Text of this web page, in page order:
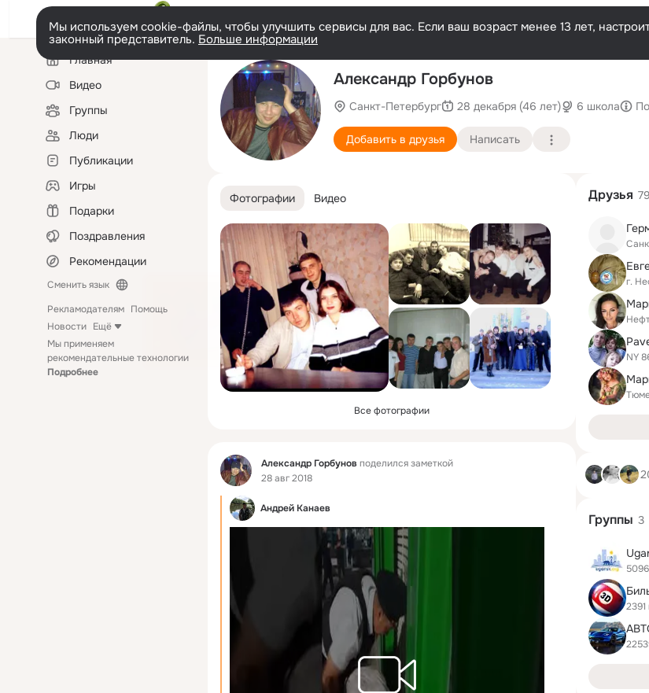
Мы используем cookie-файлы, чтобы улучшить сервисы для вас. Если ваш возраст менее 13 лет,
законный представитель. Больше информации
Левая
колонкаГлавная
Видео
Группы
Люди
Публикации
Игры
Подарки
Поздравления
Рекомендации
Сменить язык
Рекламодателям Помощь
Новости Ещё
Мы применяем
рекомендательные технологии
Подробнее
Александр Горбунов
Санкт-Петербург 28 декабря (46 лет) 6 школа
Добавить в друзья Написать
Фотографии Видео
Все фотографии
Фид Александр Горбунов поделился заметкой
28 авг 2018
Андрей Канаев
Друзья 79
г.
NY
Группы 3